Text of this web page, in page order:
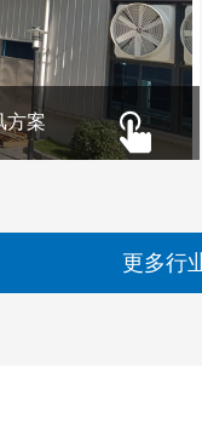
方案
更多行